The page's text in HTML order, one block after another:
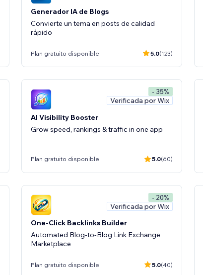
Generador IA de Blogs
Convierte un tema en posts de calidad
rápido
Plan gratuito disponible 5.0(123)
- 35%
Verificada por Wix
AI Visibility Booster
Grow speed, rankings & traffic in one app
Plan gratuito disponible 5.0(60)
- 20%
Verificada por Wix
One-Click Backlinks Builder
Automated Blog-to-Blog Link Exchange
Marketplace
Plan gratuito disponible 5.0(40)